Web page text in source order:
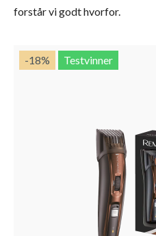
forstår vi godt hvorfor.
-18% Testvinner